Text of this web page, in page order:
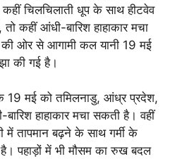
चिलचिलाती धूप के साथ हीटवेव
कहीं आंधी-बारिश हाहाकार मचा
की ओर से आगामी कल यानी 19 मई
की गई है।
19 मई को तमिलनाडु, आंध्र प्रदेश,
हाहाकार मचा सकती है। वहीं
में तापमान बढ़ने के साथ गर्मी के
पहाड़ों में भी मौसम का रुख बदल